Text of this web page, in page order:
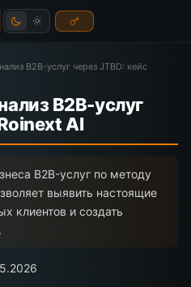
B2B-услуг через JTBD: кейс
B2B-услуг
AI
B2B-услуг по методу
выявить настоящие
клиентов и создать